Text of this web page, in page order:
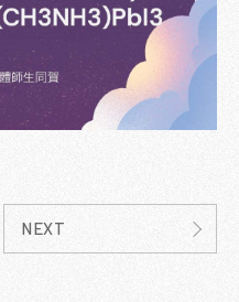
NEXT